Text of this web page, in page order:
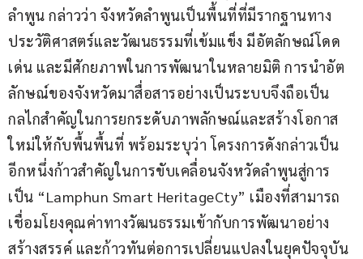
ลำพูน กล่าวว่า จังหวัดลำพูนเป็นพื้นที่ที่มีรากฐานทาง
ประวัติศาสตร์และวัฒนธรรมที่เข้มแข็ง มีอัตลักษณ์โดด
เด่น และมีศักยภาพในการพัฒนาในหลายมิติ การนำอัต
ลักษณ์ของจังหวัดมาสื่อสารอย่างเป็นระบบจึงถือเป็น
กลไกสำคัญในการยกระดับภาพลักษณ์และสร้างโอกาส
ใหม่ให้กับพื้นพื้นที่ พร้อมระบุว่า โครงการดังกล่าวเป็น
อีกหนึ่งก้าวสำคัญในการขับเคลื่อนจังหวัดลำพูนสู่การ
เป็น “Lamphun Smart HeritageCty” เมืองที่สามารถ
เชื่อมโยงคุณค่าทางวัฒนธรรมเข้ากับการพัฒนาอย่าง
สร้างสรรค์ และก้าวทันต่อการเปลี่ยนแปลงในยุคปัจจุบัน